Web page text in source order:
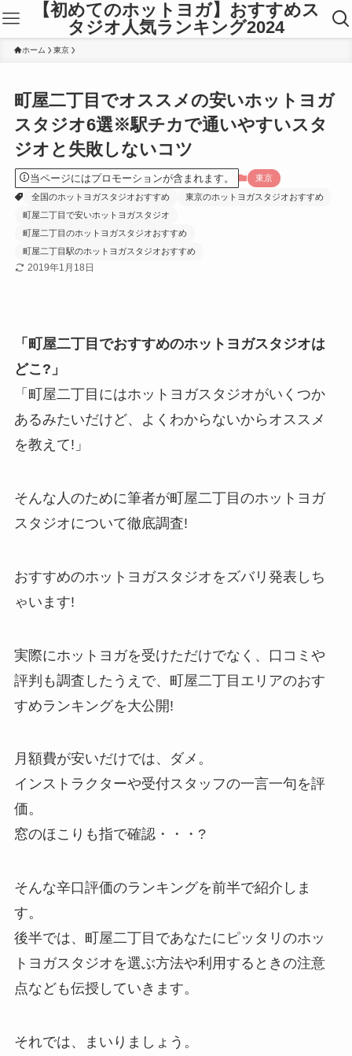
【初めてのホットヨガ】おすすめス
タジオ人気ランキング2024
ホーム 東京
町屋二丁目でオススメの安いホットヨガ
スタジオ6選※駅チカで通いやすいスタ
ジオと失敗しないコツ
当ページにはプロモーションが含まれます。
東京
全国のホットヨガスタジオおすすめ
東京のホットヨガスタジオおすすめ
町屋二丁目で安いホットヨガスタジオ
町屋二丁目のホットヨガスタジオおすすめ
町屋二丁目駅のホットヨガスタジオおすすめ
2019年1月18日
「町屋二丁目でおすすめのホットヨガスタジオは
どこ?」
「町屋二丁目にはホットヨガスタジオがいくつか
あるみたいだけど、よくわからないからオススメ
を教えて!」
そんな人のために筆者が町屋二丁目のホットヨガ
スタジオについて徹底調査!
おすすめのホットヨガスタジオをズバリ発表しち
ゃいます!
実際にホットヨガを受けただけでなく、口コミや
評判も調査したうえで、町屋二丁目エリアのおす
すめランキングを大公開!
月額費が安いだけでは、ダメ。
インストラクターや受付スタッフの一言一句を評
価。
窓のほこりも指で確認・・・?
そんな辛口評価のランキングを前半で紹介しま
す。
後半では、町屋二丁目であなたにピッタリのホッ
トヨガスタジオを選ぶ方法や利用するときの注意
点なども伝授していきます。
それでは、まいりましょう。